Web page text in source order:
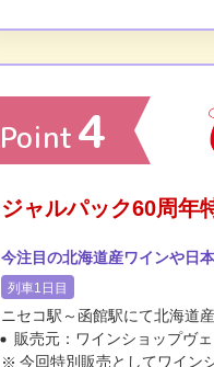
Point4
ジャルパック60周年
今注目の北海道産ワインや日
列車1日目
ニセコ駅～函館駅にて北海道
販売元：ワインショップヴ
今回特別販売としてワイン